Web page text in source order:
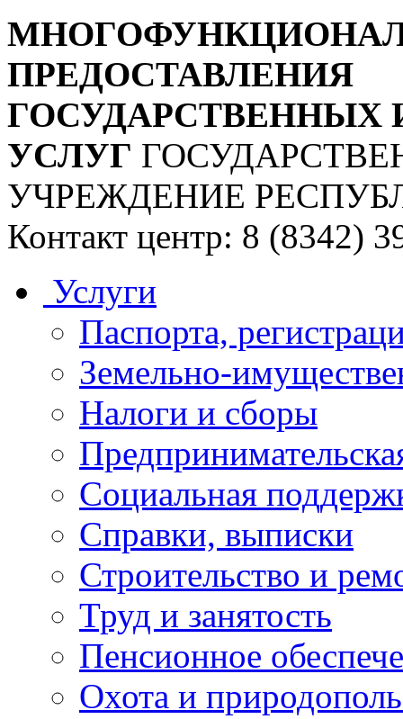
ПРЕДОСТАВЛЕНИЯ
УСЛУГ
УЧРЕЖДЕНИЕ
Контакт центр: 8 (8342)
Услуги
Паспорта,
Земельно-
Налоги и сборы
Социальная
Справки, выписки
Строительство и
Труд и занятость
Пенсионное
Охота и